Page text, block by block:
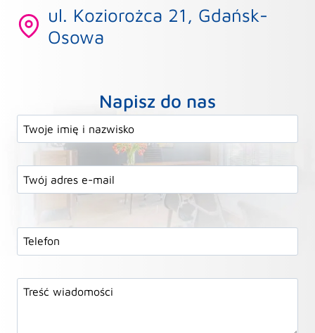
ul. Koziorożca 21, Gdańsk-
Osowa
Napisz do nas